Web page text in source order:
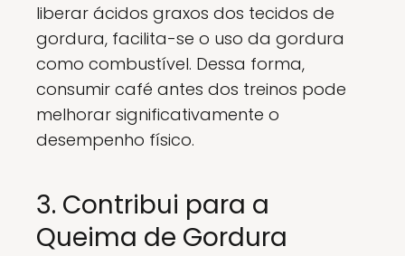
liberar ácidos graxos dos tecidos de
gordura, facilita-se o uso da gordura
como combustível. Dessa forma,
consumir café antes dos treinos pode
melhorar significativamente o
desempenho físico.
3. Contribui para a
Queima de Gordura